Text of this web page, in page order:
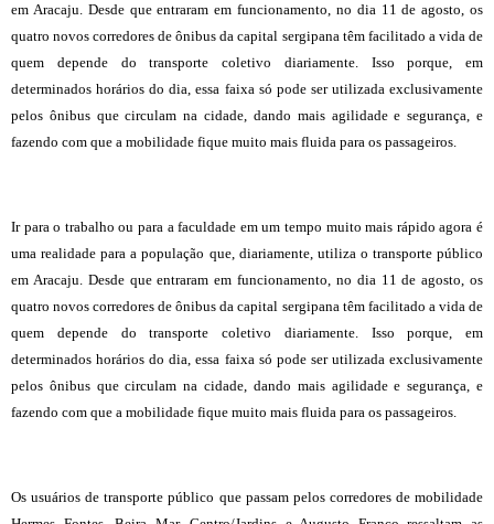
em Aracaju. Desde que entraram em funcionamento, no dia 11 de agosto, os
quatro novos corredores de ônibus da capital sergipana têm facilitado a vida de
quem depende do transporte coletivo diariamente. Isso porque, em
determinados horários do dia, essa faixa só pode ser utilizada exclusivamente
pelos ônibus que circulam na cidade, dando mais agilidade e segurança, e
fazendo com que a mobilidade fique muito mais fluida para os passageiros.
Ir para o trabalho ou para a faculdade em um tempo muito mais rápido agora é
uma realidade para a população que, diariamente, utiliza o transporte público
em Aracaju. Desde que entraram em funcionamento, no dia 11 de agosto, os
quatro novos corredores de ônibus da capital sergipana têm facilitado a vida de
quem depende do transporte coletivo diariamente. Isso porque, em
determinados horários do dia, essa faixa só pode ser utilizada exclusivamente
pelos ônibus que circulam na cidade, dando mais agilidade e segurança, e
fazendo com que a mobilidade fique muito mais fluida para os passageiros.
Os usuários de transporte público que passam pelos corredores de mobilidade